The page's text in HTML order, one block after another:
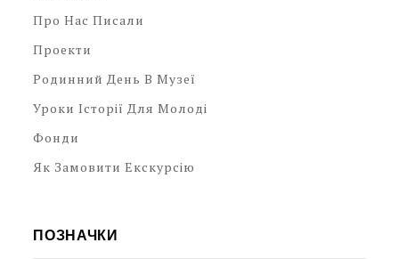
Про Нас Писали
Проекти
Родинний День В Музеї
Уроки Історії Для Молоді
Фонди
Як Замовити Екскурсію
ПОЗНАЧКИ